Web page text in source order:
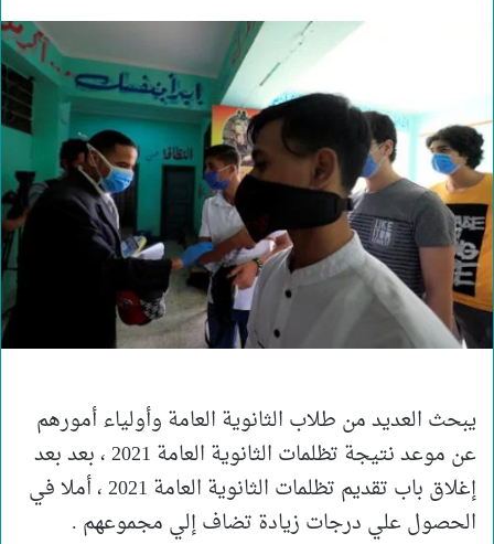
يبحث العديد من طلاب الثانوية العامة وأولياء أمورهم
عن موعد نتيجة تظلمات الثانوية العامة 2021 ، بعد بعد
إغلاق باب تقديم تظلمات الثانوية العامة 2021 ، أملا في
الحصول علي درجات زيادة تضاف إلي مجموعهم .